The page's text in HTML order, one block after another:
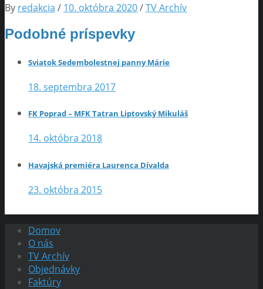
By redakcia / 10. októbra 2020/TV Archív
Podobné príspevky
Sviatok Sedembolestnej panny Márie
18. septembra 2017
FK Poprad – MFK Tatran Liptovský Mikuláš
14. októbra 2018
Havajská premiéra Laurenca Dívalda
23. októbra 2015
Domov
O nás
TV Archív
Objednávky
Faktúry